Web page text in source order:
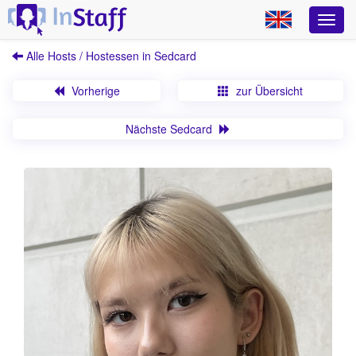
Alle Hosts / Hostessen in Sedcard
Vorherige zur Übersicht
Nächste Sedcard